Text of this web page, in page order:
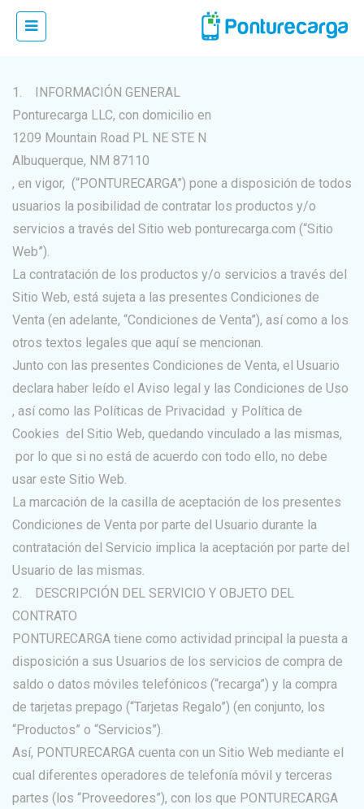
1. INFORMACIÓN GENERAL
Ponturecarga LLC, con domicilio en
1209 Mountain Road PL NE STE N
Albuquerque, NM 87110
, en vigor, (“PONTURECARGA”) pone a disposición de todos
usuarios la posibilidad de contratar los productos y/o
servicios a través del Sitio web ponturecarga.com (“Sitio
Web”).
La contratación de los productos y/o servicios a través del
Sitio Web, está sujeta a las presentes Condiciones de
Venta (en adelante, “Condiciones de Venta”), así como a los
otros textos legales que aquí se mencionan.
Junto con las presentes Condiciones de Venta, el Usuario
declara haber leído el Aviso legal y las Condiciones de Uso
, así como las Políticas de Privacidad y Política de
Cookies del Sitio Web, quedando vinculado a las mismas,
por lo que si no está de acuerdo con todo ello, no debe
usar este Sitio Web.
La marcación de la casilla de aceptación de los presentes
Condiciones de Venta por parte del Usuario durante la
contratación del Servicio implica la aceptación por parte del
Usuario de las mismas.
2. DESCRIPCIÓN DEL SERVICIO Y OBJETO DEL
CONTRATO
PONTURECARGA tiene como actividad principal la puesta a
disposición a sus Usuarios de los servicios de compra de
saldo o datos móviles telefónicos (“recarga”) y la compra
de tarjetas prepago (“Tarjetas Regalo”) (en conjunto, los
“Productos” o “Servicios”).
Así, PONTURECARGA cuenta con un Sitio Web mediante el
cual diferentes operadores de telefonía móvil y terceras
partes (los “Proveedores”), con los que PONTURECARGA